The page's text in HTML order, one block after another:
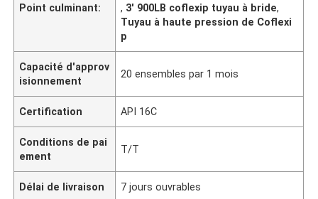
Point culminant:
, 3' 900LB coflexip tuyau à bride,
Tuyau à haute pression de Coflexi
p
Capacité d'approv
isionnement
20 ensembles par 1 mois
Certification API 16C
Conditions de pai
ement
T/T
Délai de livraison 7 jours ouvrables